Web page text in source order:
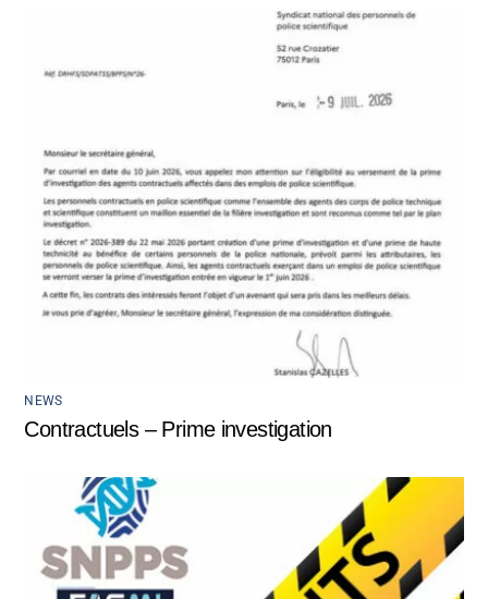
NEWS
Contractuels – Prime investigation